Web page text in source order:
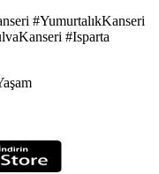
#YumurtalıkKanseri
#Isparta